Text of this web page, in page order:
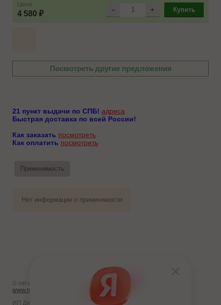
Цена
4 580 ₽ – + Купить
Посмотреть другие предложения
21 пункт выдачи по СПБ! адреса
Быстрая доставка по всей России!
Как заказать посмотреть
Как оплатить посмотреть
Применимость
Нет информации о применимости
© nxt-avto.ru 2012 - 2026
www.nxt-avto.ru
ИП Диланчян Т.Л.